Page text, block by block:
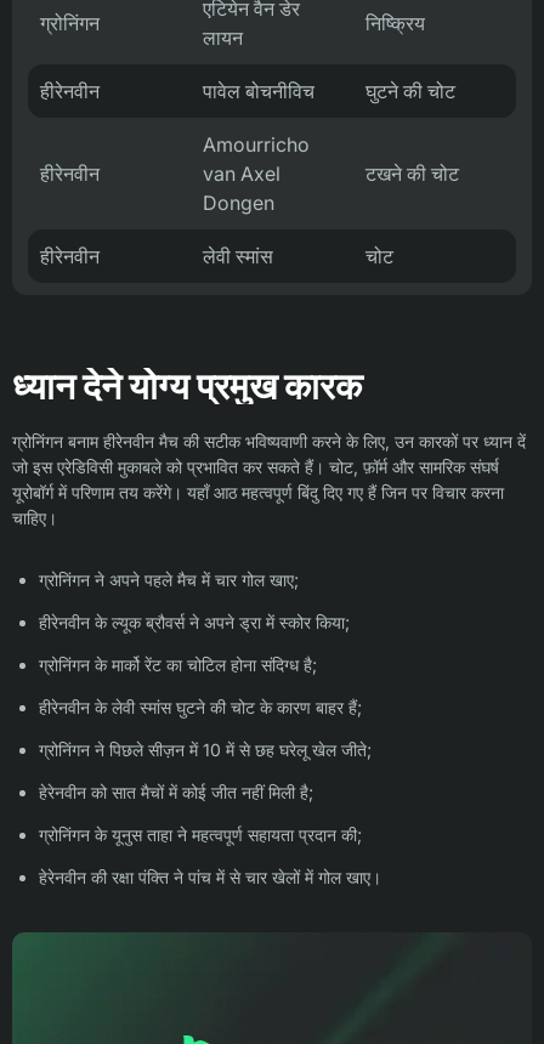
ग्रोनिंगन
एटियेन वैन डेर
लायन
निष्क्रिय
हीरेनवीन पावेल बोचनीविच घुटने की चोट
हीरेनवीन
Amourricho
van Axel
Dongen
टखने की चोट
हीरेनवीन लेवी स्मांस चोट
ध्यान देने योग्य प्रमुख कारक
ग्रोनिंगन बनाम हीरेनवीन मैच की सटीक भविष्यवाणी करने के लिए, उन कारकों पर ध्यान दें
जो इस एरेडिविसी मुकाबले को प्रभावित कर सकते हैं। चोट, फ़ॉर्म और सामरिक संघर्ष
यूरोबॉर्ग में परिणाम तय करेंगे। यहाँ आठ महत्वपूर्ण बिंदु दिए गए हैं जिन पर विचार करना
चाहिए।
ग्रोनिंगन ने अपने पहले मैच में चार गोल खाए;
हीरेनवीन के ल्यूक ब्रौवर्स ने अपने ड्रा में स्कोर किया;
ग्रोनिंगन के मार्को रेंट का चोटिल होना संदिग्ध है;
हीरेनवीन के लेवी स्मांस घुटने की चोट के कारण बाहर हैं;
ग्रोनिंगन ने पिछले सीज़न में 10 में से छह घरेलू खेल जीते;
हेरेनवीन को सात मैचों में कोई जीत नहीं मिली है;
ग्रोनिंगन के यूनुस ताहा ने महत्वपूर्ण सहायता प्रदान की;
हेरेनवीन की रक्षा पंक्ति ने पांच में से चार खेलों में गोल खाए।